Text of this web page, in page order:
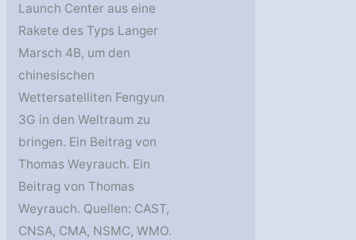
Launch Center aus eine
Rakete des Typs Langer
Marsch 4B, um den
chinesischen
Wettersatelliten Fengyun
3G in den Weltraum zu
bringen. Ein Beitrag von
Thomas Weyrauch. Ein
Beitrag von Thomas
Weyrauch. Quellen: CAST,
CNSA, CMA, NSMC, WMO.